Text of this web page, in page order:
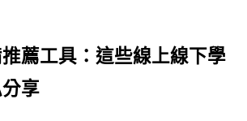
薦工具：這些線上線下學
享